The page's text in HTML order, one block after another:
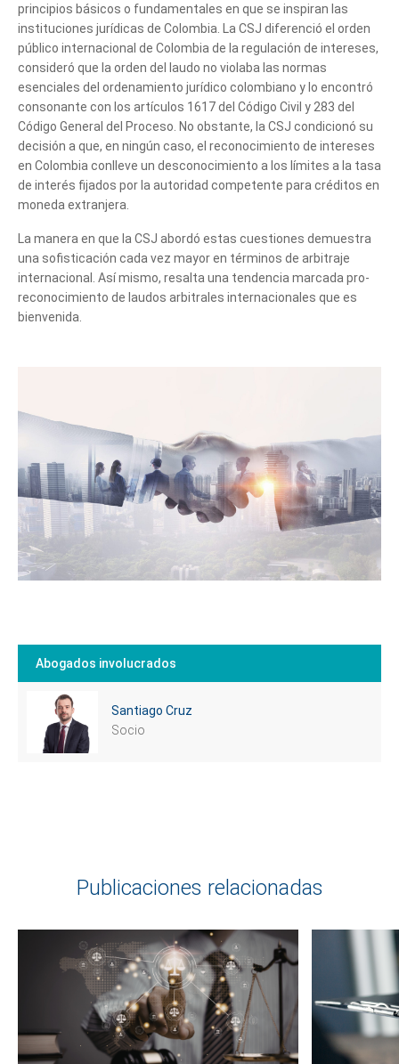
Cuéntanos, ¿Cómo
te podemos ayudar?
principios básicos o fundamentales en que se inspiran las
instituciones jurídicas de Colombia. La CSJ diferenció el orden
público internacional de Colombia de la regulación de intereses,
consideró que la orden del laudo no violaba las normas
esenciales del ordenamiento jurídico colombiano y lo encontró
consonante con los artículos 1617 del Código Civil y 283 del
Código General del Proceso. No obstante, la CSJ condicionó su
decisión a que, en ningún caso, el reconocimiento de intereses
en Colombia conlleve un desconocimiento a los límites a la tasa
de interés fijados por la autoridad competente para créditos en
moneda extranjera.
La manera en que la CSJ abordó estas cuestiones demuestra
una sofisticación cada vez mayor en términos de arbitraje
internacional. Así mismo, resalta una tendencia marcada pro-
reconocimiento de laudos arbitrales internacionales que es
bienvenida.
Abogados involucrados
Santiago Cruz
Socio
Publicaciones relacionadas